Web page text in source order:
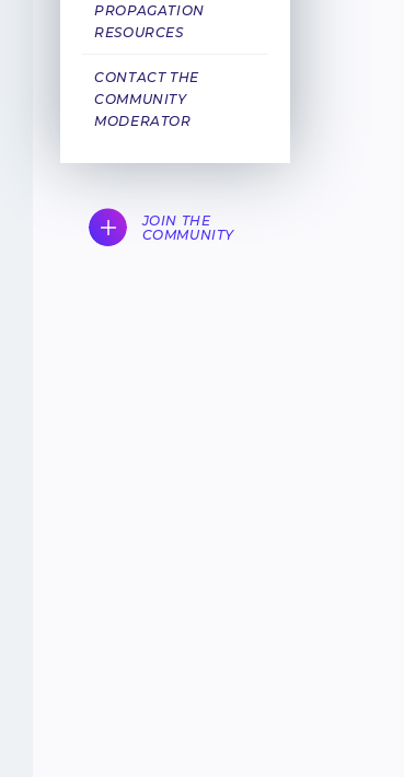
PROPAGATION
RESOURCES
CONTACT THE
COMMUNITY
MODERATOR
JOIN THE
COMMUNITY